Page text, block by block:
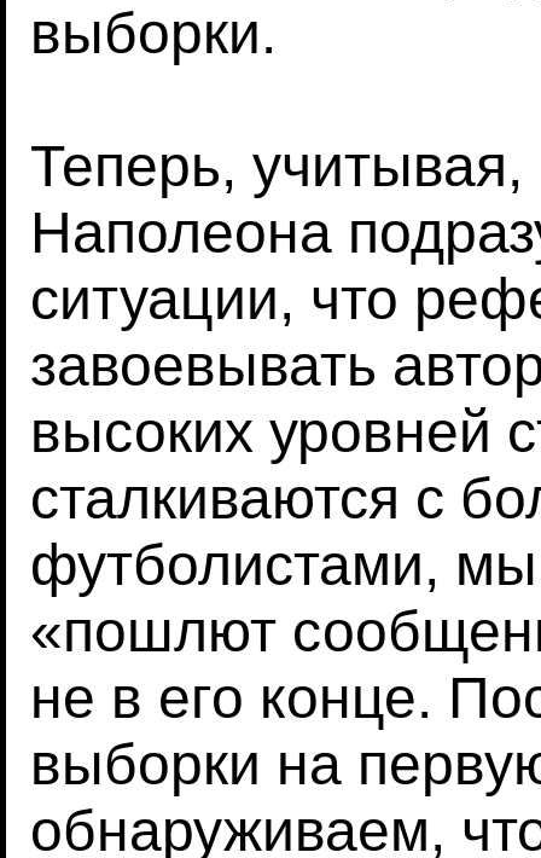
выборки.
Теперь, учитывая,
Наполеона
ситуации, что
завоевывать
высоких уровней
сталкиваются с
футболистами,
«пошлют
не в его конце.
выборки на
обнаруживаем,